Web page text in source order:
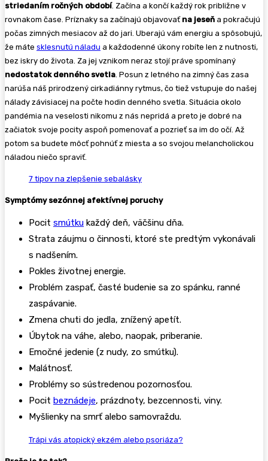
striedaním ročných období. Začína a končí každý rok približne v
rovnakom čase. Príznaky sa začínajú objavovať na jeseň a pokračujú
počas zimných mesiacov až do jari. Uberajú vám energiu a spôsobujú,
že máte sklesnutú náladu a každodenné úkony robíte len z nutnosti,
bez iskry do života. Za jej vznikom neraz stojí práve spomínaný
nedostatok denného svetla . Posun z letného na zimný čas zasa
narúša náš prirodzený cirkadiánny rytmus, čo tiež vstupuje do našej
nálady závisiacej na počte hodin denného svetla. Situácia okolo
pandémia na veselosti nikomu z nás nepridá a preto je dobré na
začiatok svoje pocity aspoň pomenovať a pozrieť sa im do očí. Až
potom sa budete môcť pohnúť z miesta a so svojou melancholickou
náladou niečo spraviť.
7 tipov na zlepšenie sebalásky
Symptómy sezónnej afektívnej poruchy
Pocit smútku každý deň, väčšinu dňa.
Strata záujmu o činnosti, ktoré ste predtým vykonávali
s nadšením.
Pokles životnej energie.
Problém zaspať, časté budenie sa zo spánku, ranné
zaspávanie.
Zmena chuti do jedla, znížený apetít.
Úbytok na váhe, alebo, naopak, priberanie.
Emočné jedenie (z nudy, zo smútku).
Malátnosť.
Problémy so sústredenou pozornosťou.
Pocit beznádeje, prázdnoty, bezcennosti, viny.
Myšlienky na smrť alebo samovraždu.
Trápi vás atopický ekzém alebo psoriáza?